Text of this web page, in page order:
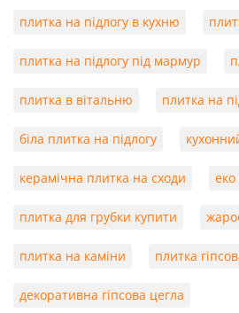
плитка на підлогу в кухню
плитка на підлогу під мармур
плитка в вітальню плитка на
біла плитка на підлогу
керамічна плитка на сходи еко
плитка для грубки купити
плитка на каміни плитка
декоративна гіпсова цегла